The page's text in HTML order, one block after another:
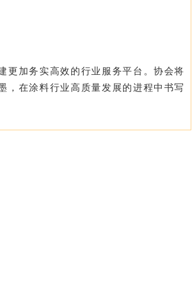
更加务实高效的行业服务平台。协会将
，在涂料行业高质量发展的进程中书写